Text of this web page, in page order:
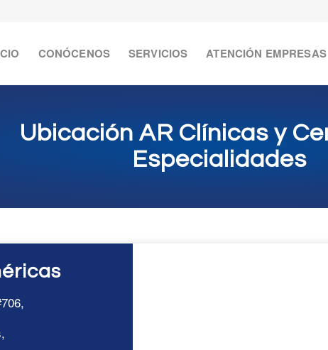
CONÓCENOS SERVICIOS ATENCIÓN EMPRESAS
Ubicación AR Clínicas y
Especialidades